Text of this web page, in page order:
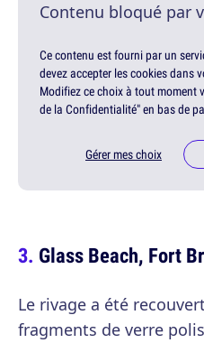
Contenu bloqué par
Ce contenu est fourni par un
devez accepter les cookies dans
Modifiez ce choix à tout moment
de la Confidentialité" en bas de
Gérer mes choix
Glass Beach, Fort
Le rivage a été
fragments de verre